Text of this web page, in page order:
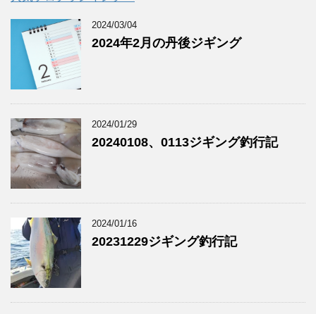
2024/03/04
2024年2月の丹後ジギング
2024/01/29
20240108、0113ジギング釣行記
2024/01/16
20231229ジギング釣行記